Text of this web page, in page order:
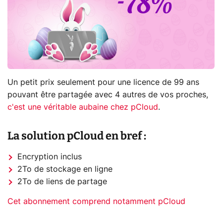
Un petit prix seulement pour une licence de 99 ans
pouvant être partagée avec 4 autres de vos proches,
c'est une véritable aubaine chez pCloud.
La solution pCloud en bref :
Encryption inclus
2To de stockage en ligne
2To de liens de partage
Cet abonnement comprend notamment pCloud